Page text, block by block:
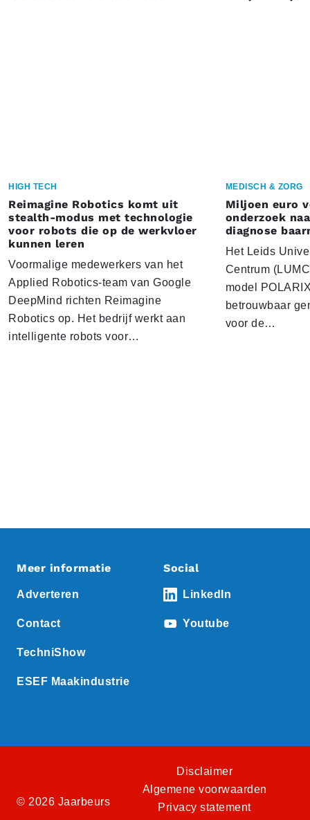
HIGH TECH
Reimagine Robotics komt uit
stealth-modus met technologie
voor robots die op de werkvloer
kunnen leren
Voormalige medewerkers van het
Applied Robotics-team van Google
DeepMind richten Reimagine
Robotics op. Het bedrijf werkt aan
intelligente robots voor…
MEDISCH & ZORG
Miljoen euro
onderzoek
diagnose
Het Leids
Centrum
model
betrouwbaar
voor de…
Meer informatie
Adverteren
Contact
TechniShow
ESEF Maakindustrie
Social
LinkedIn
Youtube
© 2026 Jaarbeurs
Disclaimer
Algemene voorwaarden
Privacy statement